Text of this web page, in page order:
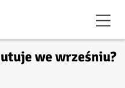
we wrześniu?